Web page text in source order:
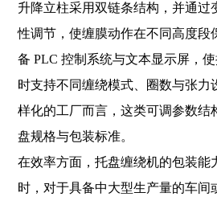
升降立柱采用双链条结构，并通过
性调节，使缠膜动作在不同高度段
备 PLC 控制系统与文本显示屏，
时支持不同缠绕模式、圈数与张力
样化的工厂而言，这类可调参数结
盘规格与包装标准。
在效率方面，托盘缠绕机的包装能
时，对于具备中大型生产量的车间